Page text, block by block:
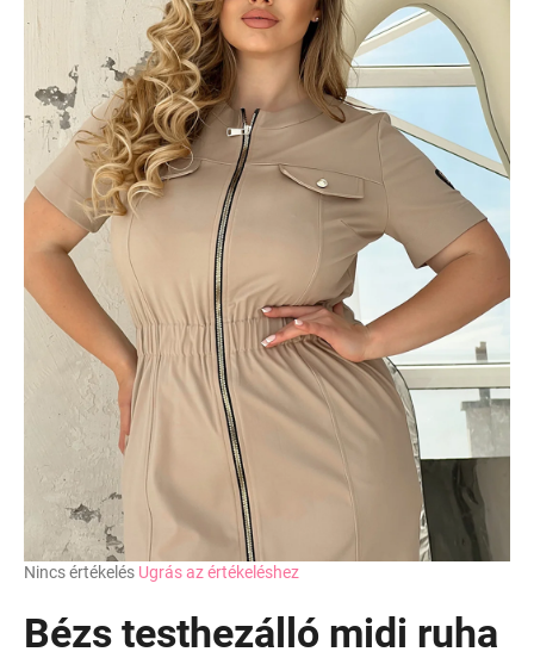
A
átlagos
értékelése
Nincs értékelés Ugrás az értékeléshez
Bézs testhezálló midi ruha